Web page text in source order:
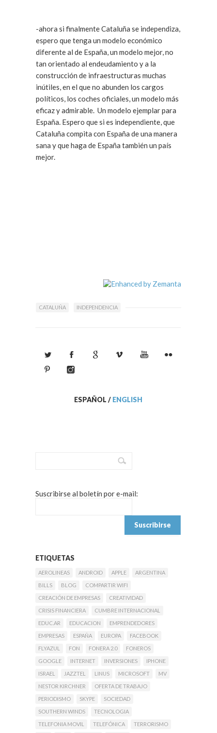
-ahora si finalmente Cataluña se independiza,
espero que tenga un modelo económico
diferente al de España, un modelo mejor, no
tan orientado al endeudamiento y a la
construcción de infraestructuras muchas
inútiles, en el que no abunden los cargos
políticos, los coches oficiales, un modelo más
eficaz y admirable. Un modelo ejemplar para
España. Espero que si es independiente, que
Cataluña compita con España de una manera
sana y que haga de España también un país
mejor.
CATALUÑA INDEPENDENCIA
ESPAÑOL / ENGLISH
Suscribirse al boletín por e-mail:
ETIQUETAS
AEROLINEAS ANDROID APPLE
ARGENTINA
BILLS
BLOG
COMPARTIR WIFI
CREACIÓN DE EMPRESAS
CREATIVIDAD
CRISIS FINANCIERA
CUMBRE INTERNACIONAL
EDUC.AR
EDUCACION
EMPRENDEDORES
EMPRESAS
ESPAÑA EUROPA
FACEBOOK
FLYAZUL
FON FONERA 2.0
FONEROS
GOOGLE
INTERNET INVERSIONES
IPHONE
ISRAEL
JAZZTEL LINUS MICROSOFT
MV
NESTOR KIRCHNER
OFERTA DE TRABAJO
PERIODISMO
SKYPE
SOCIEDAD
SOUTHERN WINDS
TECNOLOGIA
TELEFONIA MOVIL
TELEFÓNICA
TERRORISMO